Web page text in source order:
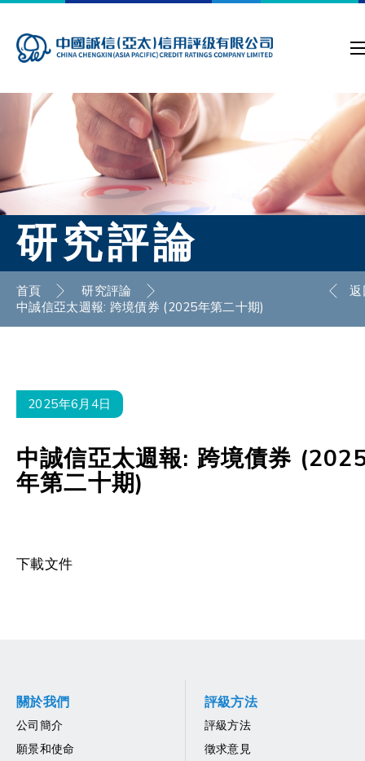
研究評論
首頁
研究評論
中誠信亞太週報: 跨境債券 (2025年第二十期)
2025年6月4日
中誠信亞太週報: 跨境債券
年第二十期)
下載文件
關於我們
公司簡介
願景和使命
評級方法
評級方法
徵求意見